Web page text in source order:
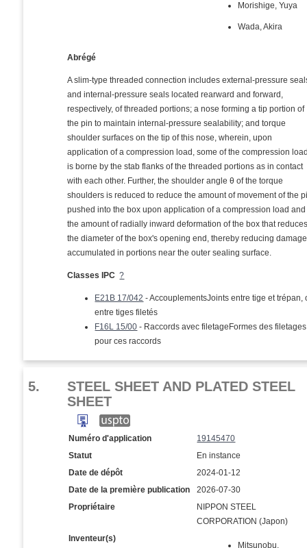
Morishige, Yuya
Wada, Akira
Abrégé
A slim-type threaded connection includes external-pressure
and internal-pressure seals located rearward and forward,
respectively, of threaded portions; a nose forming a tip portion of
the pin to maintain internal-pressure sealability; and torque
shoulder surfaces on the tip of this nose, wherein, upon
application of a compression load, some of the compression
is borne by the stab flanks of the threaded portions as in contact
with each other. Further, the shoulder angle θ of the torque
shoulders is reduced to reduce the amount of movement of the
pushed into the box upon application of a compression load and
the amount of radially inward deformation of the box that
the diameter of the box's opening end, thereby reducing damage
accumulated in portions near the outer sealing surface.
Classes IPC ?
E21B 17/042 - AccouplementsJoints entre tige et trépan,
entre tiges filetés
F16L 15/00 - Raccords avec filetageFormes des filetages
pour ces raccords
5.
STEEL SHEET AND PLATED STEEL
SHEET
Numéro d'application
19145470
Statut
En instance
Date de dépôt
2024-01-12
Date de la première publication
2026-07-30
Propriétaire
NIPPON STEEL
CORPORATION (Japon)
Inventeur(s)
Mitsunobu,